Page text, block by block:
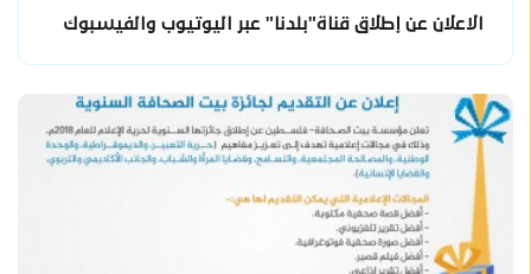
الاعلان عن إطلاق قناة"بلدنا" عبر اليوتيوب والفيسبوك